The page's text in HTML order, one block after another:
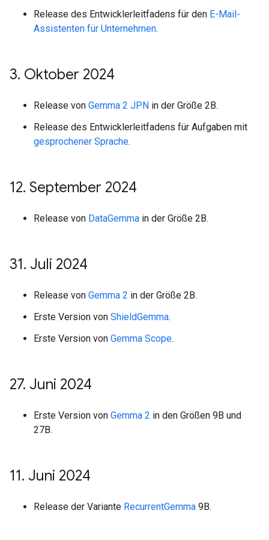
Release des Entwicklerleitfadens für den E-Mail-
Assistenten für Unternehmen.
3. Oktober 2024
Release von Gemma 2 JPN in der Größe 2B.
Release des Entwicklerleitfadens für Aufgaben mit
gesprochener Sprache.
12. September 2024
Release von DataGemma in der Größe 2B.
31. Juli 2024
Release von Gemma 2 in der Größe 2B.
Erste Version von ShieldGemma.
Erste Version von Gemma Scope.
27. Juni 2024
Erste Version von Gemma 2 in den Größen 9B und
27B.
11. Juni 2024
Release der Variante RecurrentGemma 9B.